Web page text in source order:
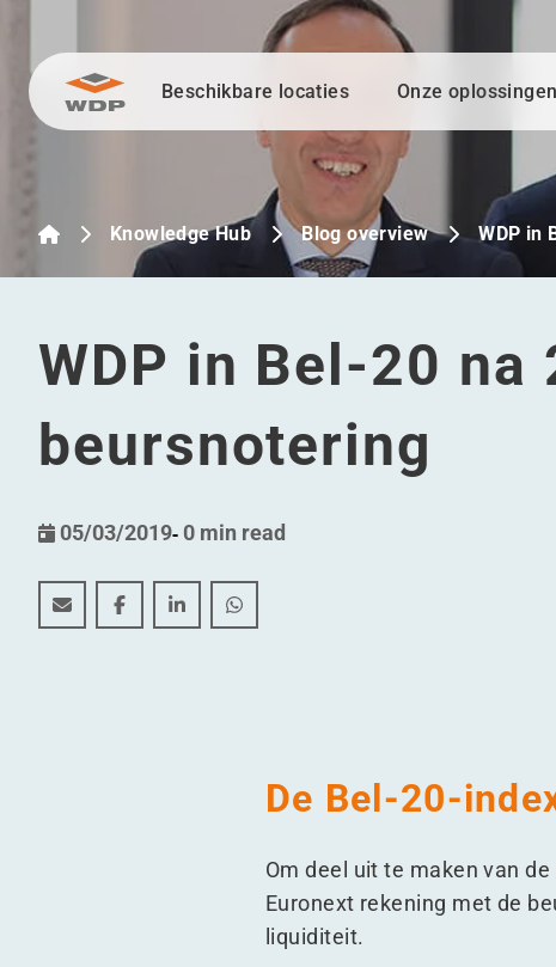
Ga naar inhoudBeschikbare locaties Onze oplossingen
Knowledge Hub Blog overview WDP in
WDP in Bel-20 na
beursnotering
05/03/2019- 0 min read
WDP in Bel-20 na 20 jaar beursnotering
WDP in Bel-20 na 20 jaar beursnotering
WDP in Bel-20 na 20 jaar beursnotering
WDP in Bel-20 na 20 jaar
De Bel-20-
Om deel uit te maken van
Euronext rekening met de
liquiditeit.